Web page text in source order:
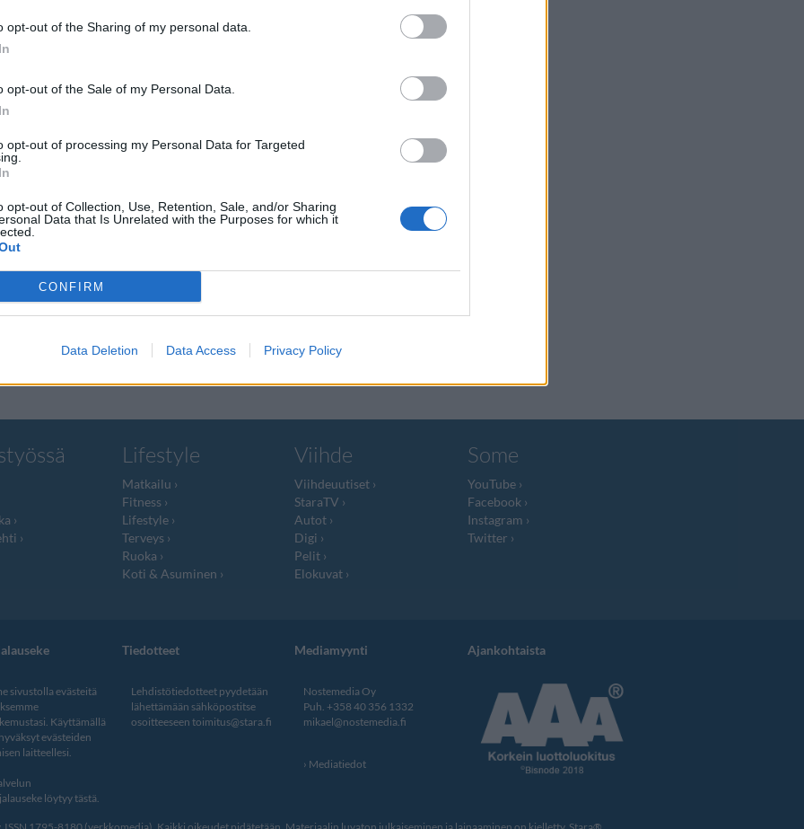
opt-out of the Sharing of my personal data.
opt-out of the Sale of my Personal Data.
opt-out of processing my Personal Data for Targeted
opt-out of Collection, Use, Retention, Sale, and/or Sharing
Data that Is Unrelated with the Purposes for which it
CONFIRM
Data Deletion Data Access Privacy Policy
Zara
suomalaistähti
Lifestyle
Matkailu
Fitness
Lifestyle
Terveys
Ruoka
Koti & Asuminen
Viihde
Viihdeuutiset
StaraTV
Autot
Digi
Pelit
Elokuvat
Some
YouTube
Facebook
Instagram
Twitter
sivustolla evästeitä
Käyttämällä
evästeiden
laitteellesi.
löytyy tästä.
Tiedotteet
Lehdistötiedotteet pyydetään
lähettämään sähköpostitse
osoitteeseen toimitus@stara.fi
Mediamyynti
Nostemedia Oy
Puh. +358 40 356 1332
mikael@nostemedia.fi
Mediatiedot
Ajankohtaista